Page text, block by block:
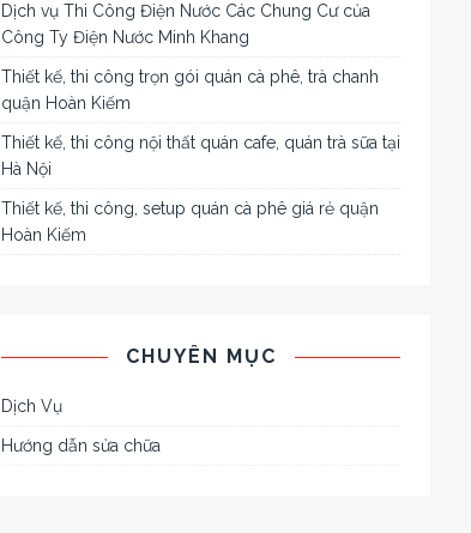
Dịch vụ Thi Công Điện Nước Các Chung Cư của
Công Ty Điện Nước Minh Khang
Thiết kế, thi công trọn gói quán cà phê, trà chanh
quận Hoàn Kiếm
Thiết kế, thi công nội thất quán cafe, quán trà sữa tại
Hà Nội
Thiết kế, thi công, setup quán cà phê giá rẻ quận
Hoàn Kiếm
CHUYÊN MỤC
Dịch Vụ
Hướng dẫn sửa chữa